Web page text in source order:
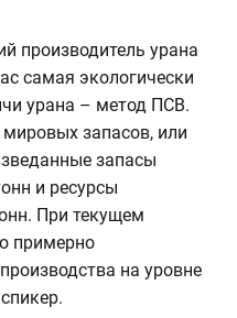
производитель урана
самая экологически
урана – метод ПСВ.
запасов, или
запасы
и ресурсы
При текущем
примерно
на уровне